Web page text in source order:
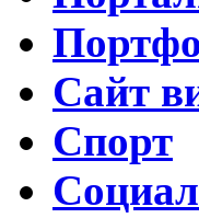
Сайт
Спорт